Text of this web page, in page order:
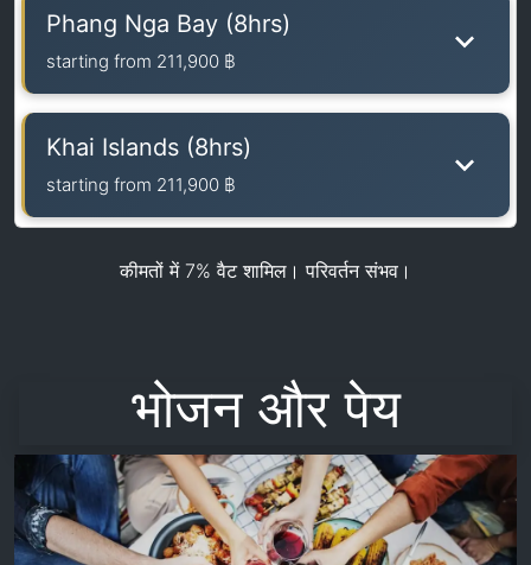
Phang Nga Bay (8hrs)
starting from 211,900 ฿
Khai Islands (8hrs)
starting from 211,900 ฿
कीमतों में 7% वैट शामिल। परिवर्तन संभव।
भोजन और पेय